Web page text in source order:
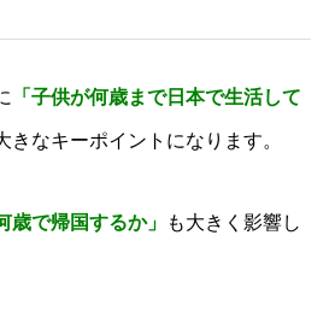
「子供が何歳まで日本で生活して
きなキーポイントになります。
歳で帰国するか」 も大きく影響し